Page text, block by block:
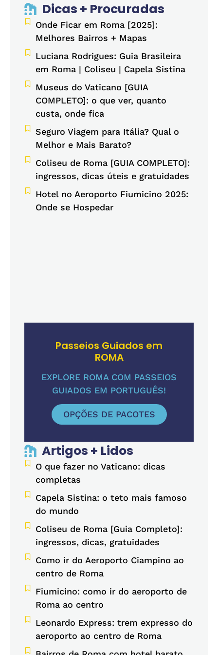
Dicas + Procuradas
Onde Ficar em Roma [2025]:
Melhores Bairros + Mapas
Luciana Rodrigues: Guia Brasileira
em Roma | Coliseu | Capela Sistina
Museus do Vaticano [GUIA
COMPLETO]: o que ver, quanto
custa, onde fica
Seguro Viagem para Itália? Qual o
Melhor e Mais Barato?
Coliseu de Roma [GUIA COMPLETO]:
ingressos, dicas úteis e gratuidades
Hotel no Aeroporto Fiumicino 2025:
Onde se Hospedar
Passeios Guiados em
ROMA
EXPLORE ROMA COM PASSEIOS
GUIADOS EM PORTUGUÊS!
OPÇÕES DE PACOTES
Artigos + Lidos
O que fazer no Vaticano: dicas
completas
Capela Sistina: o teto mais famoso
do mundo
Coliseu de Roma [Guia Completo]:
ingressos, dicas, gratuidades
Como ir do Aeroporto Ciampino ao
centro de Roma
Fiumicino: como ir do aeroporto de
Roma ao centro
Leonardo Express: trem expresso do
aeroporto ao centro de Roma